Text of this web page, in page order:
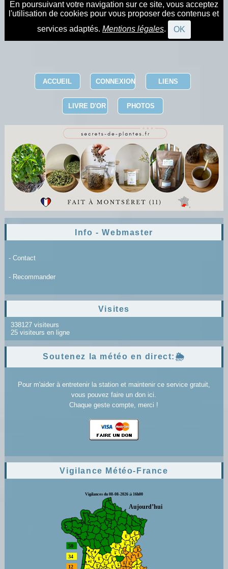
En poursuivant votre navigation sur ce site, vous acceptez
l'utilisation de cookies pour vous proposer des contenus et
services adaptés. Mentions légales. OK
ACCUEIL CONNEXION LIENS
LIVRE D'OR PHOTOS
Info - Webmaster
- Contact
- Recommander
Visites
338127 visiteurs
25 visiteurs en ligne
Soutenez la météo en direct:🌦️
Pour m'aider à entretenir la station et maintenir ce service gratuit,
vous pouvez faire un don ici.
Chaque geste compte, merci !
Vigilance Météo-France